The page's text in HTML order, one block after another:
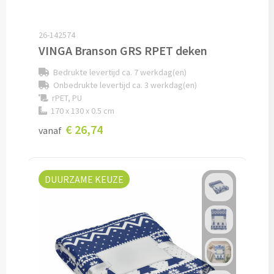
Klemborden bedrukken
Memo's
Memoblaadjes bedrukken
Memo sets bedrukken
Custom made
Custom made notitieboekjes
26-142574
VINGA Branson GRS RPET deken
Bedrukte levertijd ca. 7 werkdag(en)
Onbedrukte levertijd ca. 3 werkdag(en)
rPET, PU
170 x 130 x 0.5 cm
vanaf € 26,74
DUURZAME KEUZE